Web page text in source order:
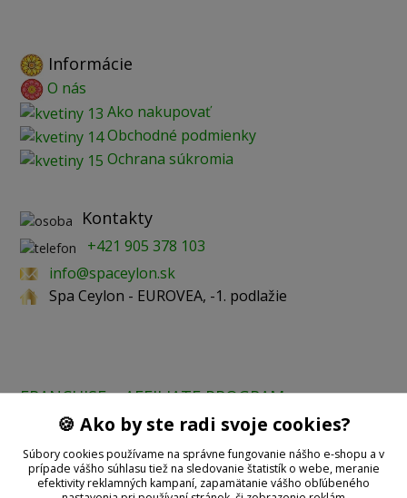
Informácie
O nás
Ako nakupovať
Obchodné podmienky
Ochrana súkromia
Kontakty
+421 905 378 103
info@spaceylon.sk
Spa Ceylon - EUROVEA, -1. podlažie
FRANCHISE AFFILIATE PROGRAM
Prijímame online platby:
🍪 Ako by ste radi svoje cookies?
Súbory cookies používame na správne fungovanie nášho e-shopu a v
prípade vášho súhlasu tiež na sledovanie štatistík o webe, meranie
efektivity reklamných kampaní, zapamätanie vášho obľúbeného